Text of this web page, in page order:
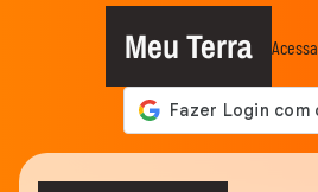
Meu Terra